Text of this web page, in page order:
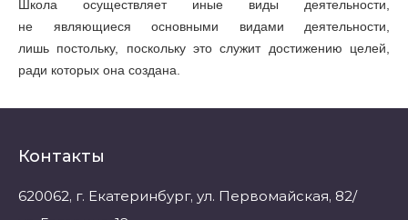
Школа осуществляет иные виды деятельности,
не являющиеся основными видами деятельности,
лишь постольку, поскольку это служит достижению целей,
ради которых она создана.
Контакты
620062, г. Екатеринбург, ул. Первомайская, 82/